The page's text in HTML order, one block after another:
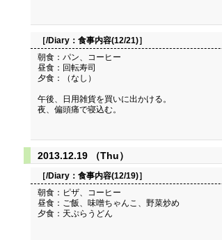
［/Diary： 食事内容(12/21)］
朝食：パン、コーヒー
昼食：回転寿司
夕食：（なし）
午後、日用雑貨を買いに出かける。
夜、偏頭痛で寝込む。
2013.12.19 （Thu）
［/Diary： 食事内容(12/19)］
朝食：ピザ、コーヒー
昼食：ご飯、味噌ちゃんこ、野菜炒め
夕食：天ぷらうどん